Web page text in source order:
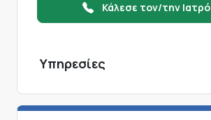
Κάλεσε τον/την Ιατρό
Υπηρεσίες